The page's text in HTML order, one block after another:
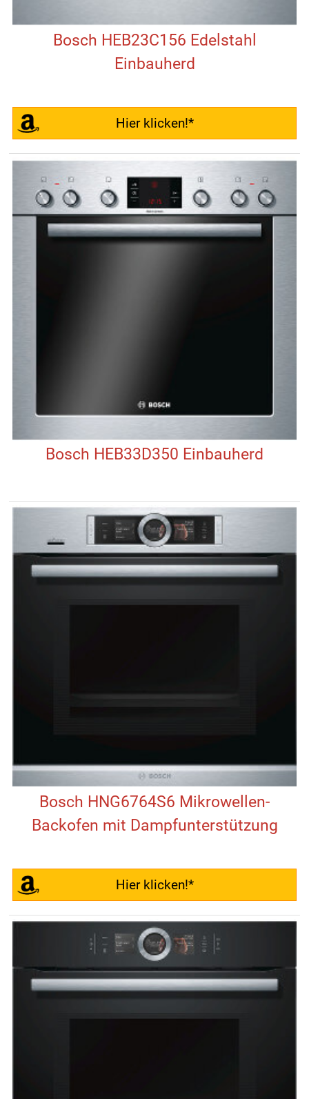
Bosch HEB23C156 Edelstahl
Einbauherd
Hier klicken!*
Bosch HEB33D350 Einbauherd
Bosch HNG6764S6 Mikrowellen-
Backofen mit Dampfunterstützung
Hier klicken!*